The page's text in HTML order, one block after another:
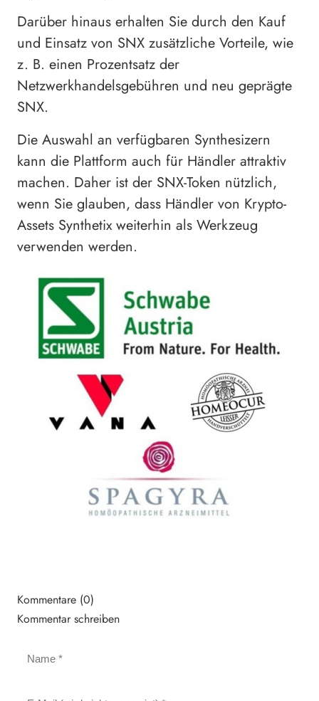
Darüber hinaus erhalten Sie durch den Kauf
und Einsatz von SNX zusätzliche Vorteile, wie
z. B. einen Prozentsatz der
Netzwerkhandelsgebühren und neu geprägte
SNX.
Die Auswahl an verfügbaren Synthesizern
kann die Plattform auch für Händler attraktiv
machen. Daher ist der SNX-Token nützlich,
wenn Sie glauben, dass Händler von Krypto-
Assets Synthetix weiterhin als Werkzeug
verwenden werden.
Kommentare (0)
Kommentar schreiben